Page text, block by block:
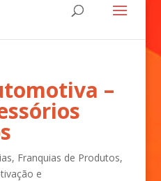
–
, Franquias de Produtos,
e